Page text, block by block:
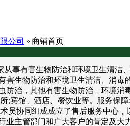
公司 » 商铺首页
有害生物防治和环境卫生清洁
害生物防治和环境卫生清洁、消
防治，其他有害生物防治，环境
;宾馆、酒店、餐饮业等。服务保
员协同组成成立了售后服务中心
业主管部门和广大客户的肯定及